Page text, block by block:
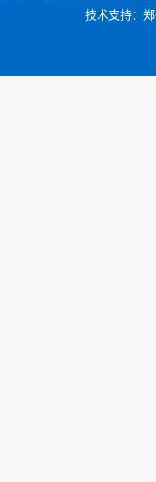
技术支持：